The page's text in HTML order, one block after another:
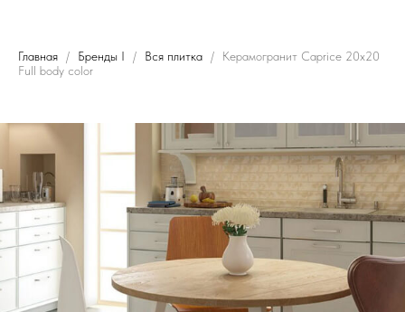
Главная Бренды I Вся плитка
Керамогранит Caprice 20x20
Full body color